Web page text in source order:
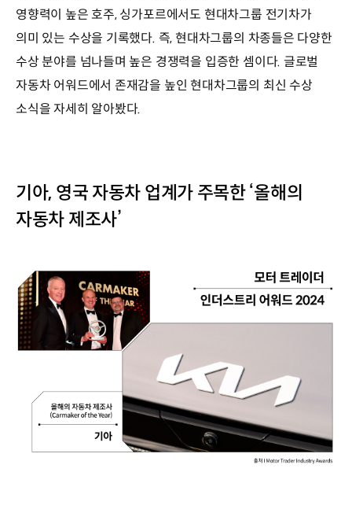
영향력이 높은 호주, 싱가포르에서도 현대차그룹 전기차가
의미 있는 수상을 기록했다. 즉, 현대차그룹의 차종들은 다양한
수상 분야를 넘나들며 높은 경쟁력을 입증한 셈이다. 글로벌
자동차 어워드에서 존재감을 높인 현대차그룹의 최신 수상
소식을 자세히 알아봤다.
기아, 영국 자동차 업계가 주목한 ‘올해의
자동차 제조사’